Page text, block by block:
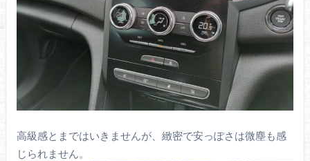
高級感とまではいきませんが、緻密で安っぽさは微塵も感
じられません。